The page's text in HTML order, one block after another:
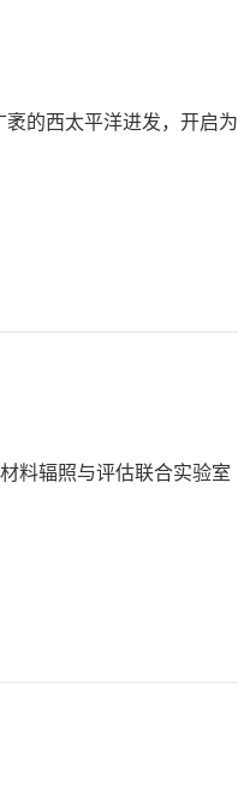
的西太平洋进发，开启为
料辐照与评估联合实验室